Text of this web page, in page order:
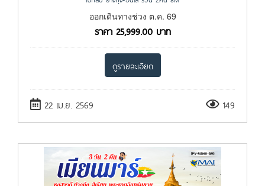
ออกเดินทางช่วง ต.ค. 69
ราคา 25,999.00บาท
ดูรายละเอียด
22 เม.ย. 2569 149